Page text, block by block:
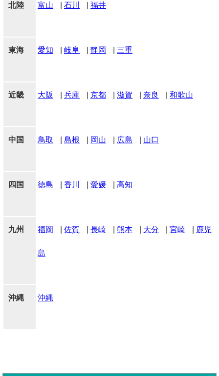
北陸 富山 石川 福井
東海 愛知 岐阜 静岡 三重
近畿 大阪 兵庫 京都 滋賀 奈良 和歌山
中国 鳥取 島根 岡山 広島 山口
四国 徳島 香川 愛媛 高知
九州 福岡 佐賀 長崎 熊本 大分 宮崎 鹿児
島
沖縄 沖縄